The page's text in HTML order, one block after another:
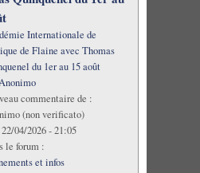
Internationale de
de Flaine avec Thomas
du 1er au 15 août
commentaire de :
(non verificato)
22/04/2026 - 21:05
le forum :
et infos